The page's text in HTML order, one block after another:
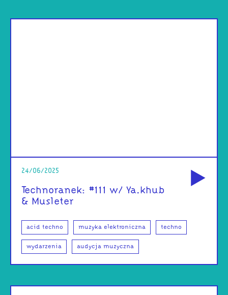
24/06/2025
Technoranek: #111 w/ Ya.khub
& Musleter
acid techno muzyka elektroniczna techno
wydarzenia audycja muzyczna